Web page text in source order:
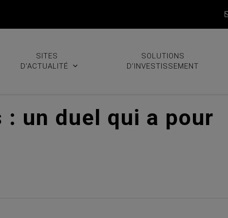
SITES
D’ACTUALITÉ
SOLUTIONS
D’INVESTISSEMENT
: un duel qui a pour